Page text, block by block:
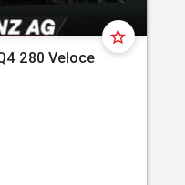
star_border
280 Veloce